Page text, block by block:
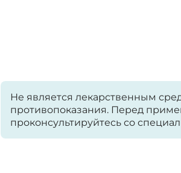
Не является лекарственным
противопоказания. Перед
проконсультируйтесь со